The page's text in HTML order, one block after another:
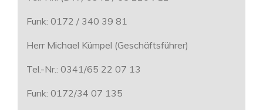
Funk: 0172 / 340 39 81
Herr Michael Kümpel (Geschäftsführer)
Tel.-Nr.: 0341/65 22 07 13
Funk: 0172/34 07 135